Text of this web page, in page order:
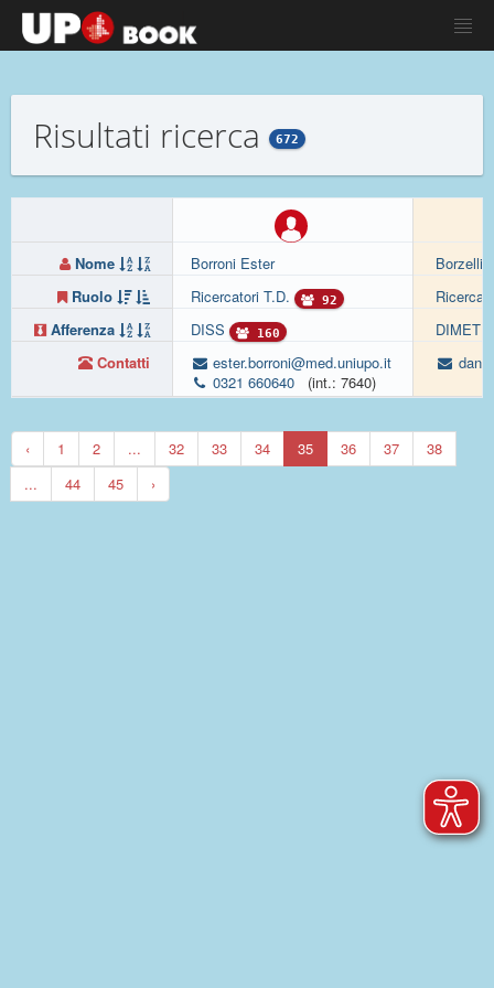
Risultati ricerca 672
Nome
Ruolo
Afferenza
Contatti
Borroni Ester
Ricercatori T.D.
92
DISS 160
ester.borroni@med.uniupo.it
0321 660640
(int.: 7640)
Borzelli
DIMET
‹ 1 2 ... 32 33 34 35 36 37
38
...
44 45 ›